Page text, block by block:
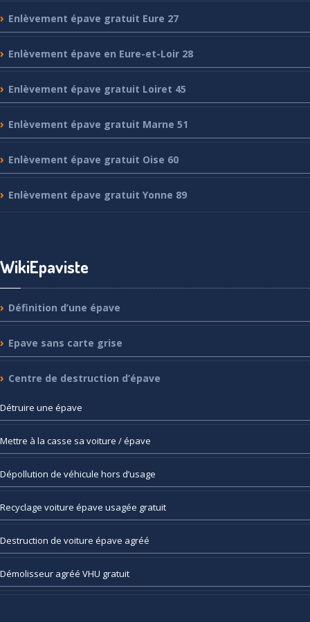
Enlèvement épave gratuit Eure 27
Enlèvement épave en Eure-et-Loir 28
Enlèvement épave gratuit Loiret 45
Enlèvement épave gratuit Marne 51
Enlèvement épave gratuit Oise 60
Enlèvement épave gratuit Yonne 89
WikiEpaviste
Définition d’une épave
Epave sans carte grise
Centre de destruction d’épave
Détruire une épave
Mettre à la casse sa voiture / épave
Dépollution de véhicule hors d’usage
Recyclage voiture épave usagée gratuit
Destruction de voiture épave agréé
Démolisseur agréé VHU gratuit